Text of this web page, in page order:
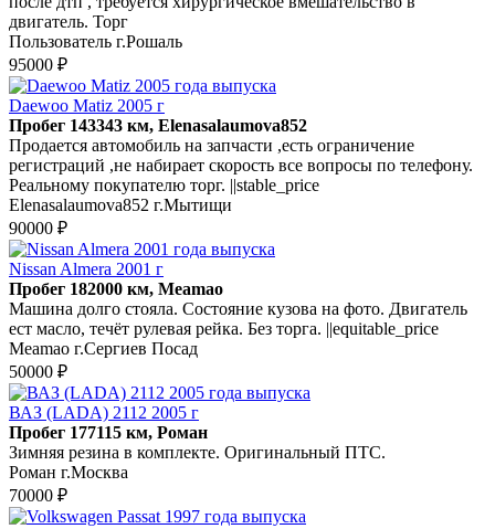
двигатель. Торг
Пользователь г.Рошаль
95000 ₽
Daewoo Matiz 2005 г
Пробег 143343 км, Elenasalaumova852
Продается автомобиль на запчасти ,есть ограничение
регистраций ,не набирает скорость все вопросы по телефону.
Реальному покупателю торг. ||stable_price
Elenasalaumova852 г.Мытищи
90000 ₽
Nissan Almera 2001 г
Пробег 182000 км, Meamao
Машина долго стояла. Состояние кузова на фото. Двигатель
ест масло, течёт рулевая рейка. Без торга. ||equitable_price
Meamao г.Сергиев Посад
50000 ₽
ВАЗ (LADA) 2112 2005 г
Пробег 177115 км, Роман
Зимняя резина в комплекте. Оригинальный ПТС.
Роман г.Москва
70000 ₽